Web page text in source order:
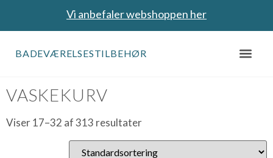
Vi anbefaler webshoppen her
BADEVÆRELSESTILBEHØR
VASKEKURV
Viser 17–32 af 313 resultater